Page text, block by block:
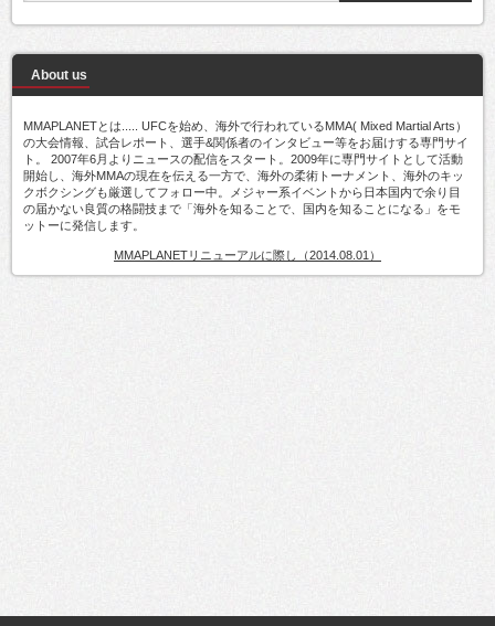
About us
MMAPLANETとは..... UFCを始め、海外で行われているMMA( Mixed Martial Arts）
の大会情報、試合レポート、選手&関係者のインタビュー等をお届けする専門サイ
ト。 2007年6月よりニュースの配信をスタート。2009年に専門サイトとして活動
開始し、海外MMAの現在を伝える一方で、海外の柔術トーナメント、海外のキッ
クボクシングも厳選してフォロー中。メジャー系イベントから日本国内で余り目
の届かない良質の格闘技まで「海外を知ることで、国内を知ることになる」をモ
ットーに発信します。
MMAPLANETリニューアルに際し（2014.08.01）